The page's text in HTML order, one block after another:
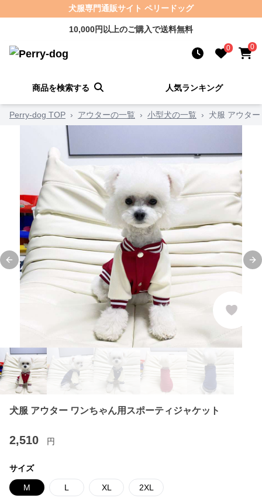
犬服専門通販サイト ペリードッグ
10,000円以上のご購入で送料無料
0 0
商品を検索する 人気ランキング
Perry-dog TOP › アウターの一覧 › 小型犬の一覧 › 犬服 アウタ
Previous slide
犬服 アウター ワンちゃん用スポーティジャケット
2,510 円
サイズ
M L XL 2XL